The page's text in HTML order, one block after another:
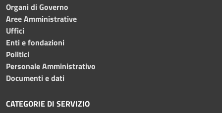
Organi di Governo
Aree Amministrative
Uffici
Enti e fondazioni
Politici
Personale Amministrativo
Documenti e dati
CATEGORIE DI SERVIZIO